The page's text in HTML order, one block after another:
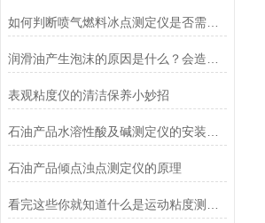
如何判断喷气燃料冰点测定仪是否需要进行特殊维护？
表观粘度仪的清洁保养小妙招
石油产品倾点浊点测定仪的原理